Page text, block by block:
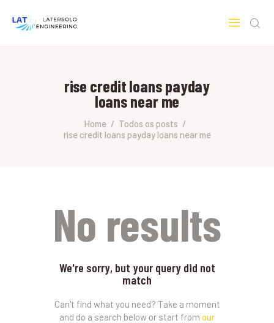
rise credit loans payday
loans near me
Home
Todos os posts
rise credit loans payday loans near me
HOME
SOBRE A LATERSOLO
ENGINEERING
MERCADOS & SERVIÇOS
No results
We're sorry, but your query did not
match
Can't find what you need? Take a moment
and do a search below or start from our